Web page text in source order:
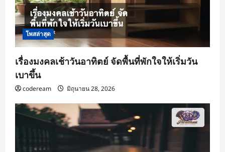
โพสล่าสุด
เรื่องมงคลเช้าวันอาทิตย์ จัดพื้นที่พักใจให้เริ่มวัน
เบาขึ้น
codeream มิถุนายน 28, 2026